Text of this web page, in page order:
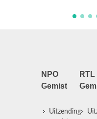
NPO
Gemist
Uitzending
RTL